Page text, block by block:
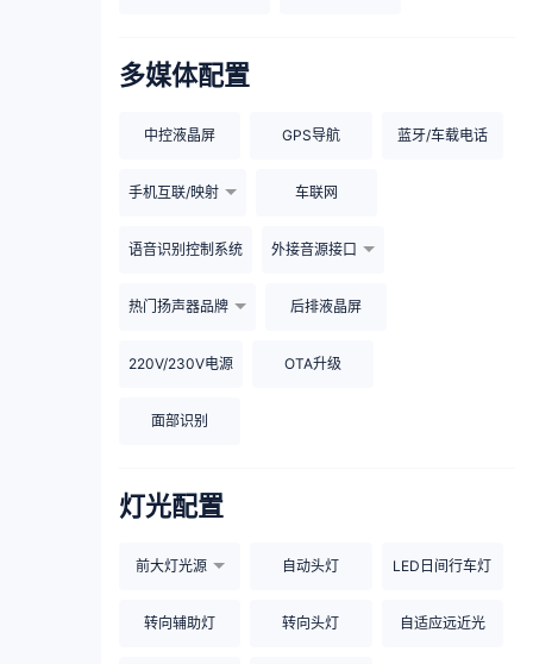
多媒体配置
中控液晶屏 GPS导航 蓝牙/车载电话
手机互联/映射 车联网
语音识别控制系统 外接音源接口
热门扬声器品牌 后排液晶屏
220V/230V电源 OTA升级
面部识别
灯光配置
前大灯光源 自动头灯 LED日间行车灯
转向辅助灯 转向头灯 自适应远近光